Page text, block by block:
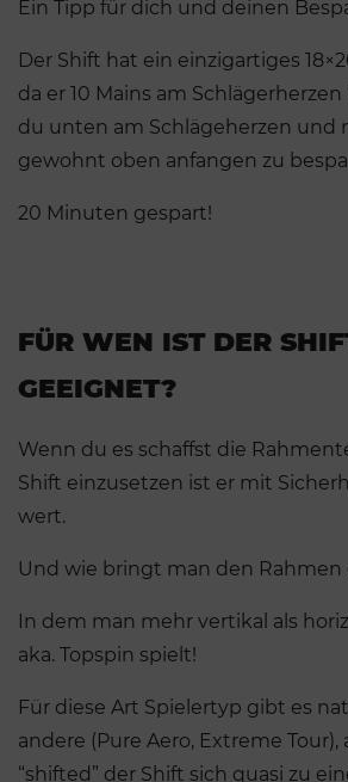
Ein Tipp für dich und deinen
Der Shift hat ein einzigartiges
da er 10 Mains am
du unten am Schlägeherzen und
gewohnt oben anfangen zu
20 Minuten gespart!
FÜR WEN IST DER
GEEIGNET?
Wenn du es schaffst die
Shift einzusetzen ist er mit
wert.
Und wie bringt man den Rahmen
In dem man mehr vertikal als
aka. Topspin spielt!
Für diese Art Spielertyp gibt es
andere (Pure Aero, Extreme Tour),
“shifted” der Shift sich quasi zu